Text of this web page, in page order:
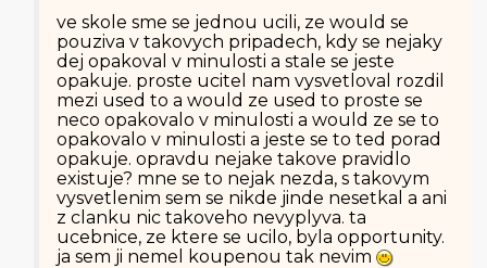
ve skole sme se jednou ucili, ze would se
pouziva v takovych pripadech, kdy se nejaky
dej opakoval v minulosti a stale se jeste
opakuje. proste ucitel nam vysvetloval rozdil
mezi used to a would ze used to proste se
neco opakovalo v minulosti a would ze se to
opakovalo v minulosti a jeste se to ted porad
opakuje. opravdu nejake takove pravidlo
existuje? mne se to nejak nezda, s takovym
vysvetlenim sem se nikde jinde nesetkal a ani
z clanku nic takoveho nevyplyva. ta
ucebnice, ze ktere se ucilo, byla opportunity.
ja sem ji nemel koupenou tak nevim